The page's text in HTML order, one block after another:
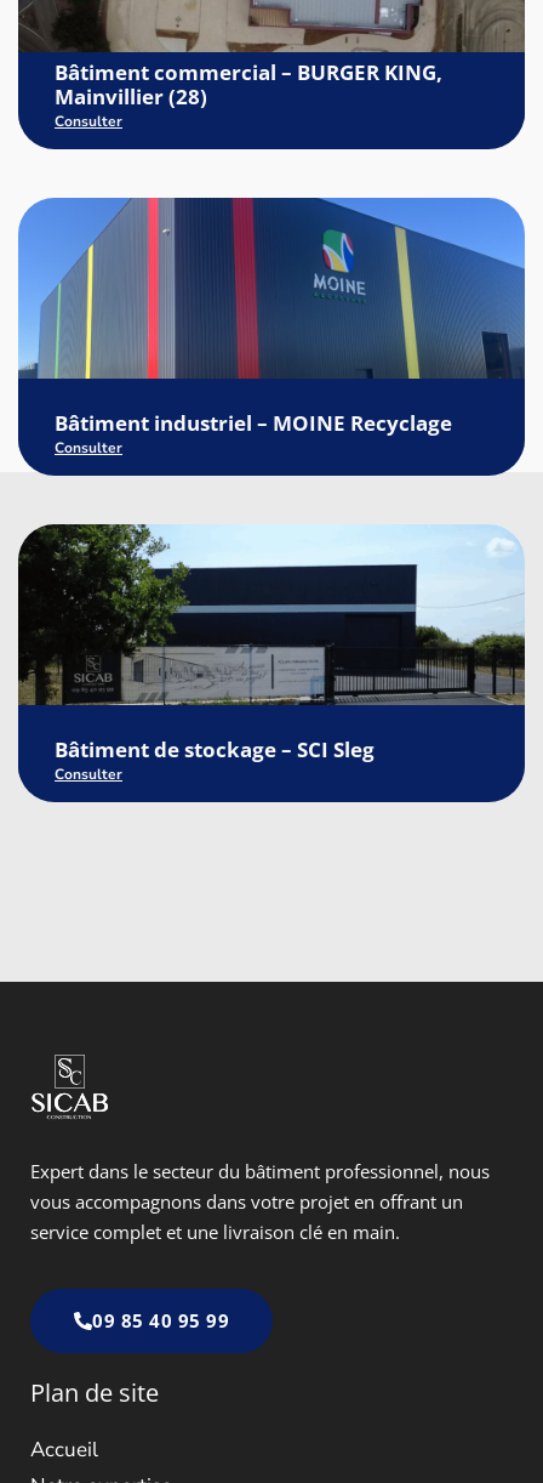
Bâtiment commercial – BURGER KING,
Mainvillier (28)
Consulter
Bâtiment industriel – MOINE Recyclage
Consulter
Bâtiment de stockage – SCI Sleg
Consulter
Expert dans le secteur du bâtiment professionnel, nous
vous accompagnons dans votre projet en offrant un
service complet et une livraison clé en main.
09 85 40 95 99
Plan de site
Accueil